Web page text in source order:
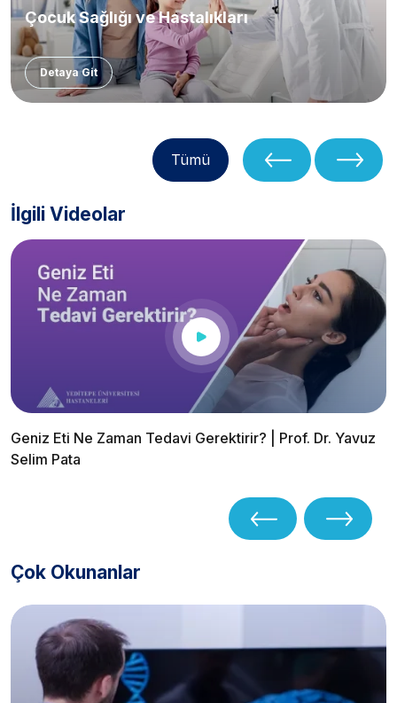
Çocuk Sağlığı ve Hastalıkları
Detaya Git
Tümü
İlgili Videolar
Geniz Eti Ne Zaman Tedavi Gerektirir? | Prof. Dr. Yavuz
Selim Pata
Çok Okunanlar